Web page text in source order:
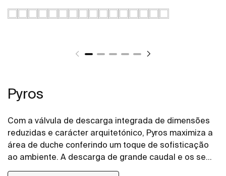
Pyros
Com a válvula de descarga integrada de dimensões
reduzidas e carácter arquitetónico, Pyros maximiza a
área de duche conferindo um toque de sofisticação
ao ambiente. A descarga de grande caudal e os seus
declives progressivos facilitam o rápido escoamento